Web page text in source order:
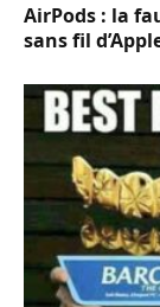
AirPods : la
sans fil